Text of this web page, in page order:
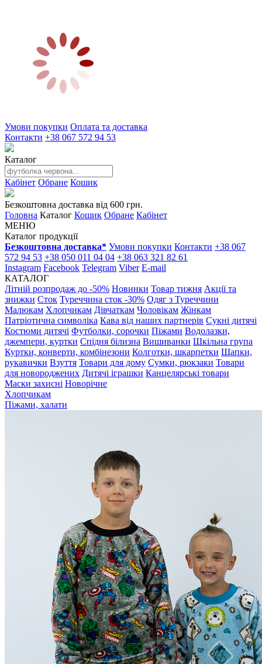
Умови покупки Оплата та доставка
Контакти +38 067 572 94 53
Каталог
Кабінет Обране Кошик
Безкоштовна доставка від 600 грн.
Головна Каталог Кошик Обране Кабінет
МЕНЮ
Каталог продукції
Безкоштовна доставка* Умови покупки Контакти +38 067
572 94 53 +38 050 011 04 04 +38 063 321 82 61
Instagram Facebook Telegram Viber E-mail
КАТАЛОГ
Літній розпродаж до -50% Новинки Товар тижня Акції та
знижки Сток Туреччина сток -30% Одяг з Туреччини
Малюкам Хлопчикам Дівчаткам Чоловікам Жінкам
Патріотична символіка Кава від наших партнерів Сукні дитячі
Костюми дитячі Футболки, сорочки Піжами Водолазки,
джемпери, куртки Спідня білизна Вишиванки Шкільна група
Куртки, конверти, комбінезони Колготки, шкарпетки Шапки,
рукавички Взуття Товари для дому Сумки, рюкзаки Товари
для новороджених Дитячі іграшки Канцелярські товари
Маски захисні Новорічне
Хлопчикам
Піжами, халати